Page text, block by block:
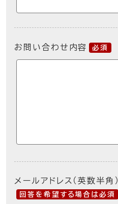
お問い合わせ内容 必須
メールアドレス（英数半角）
回答を希望する場合は必須